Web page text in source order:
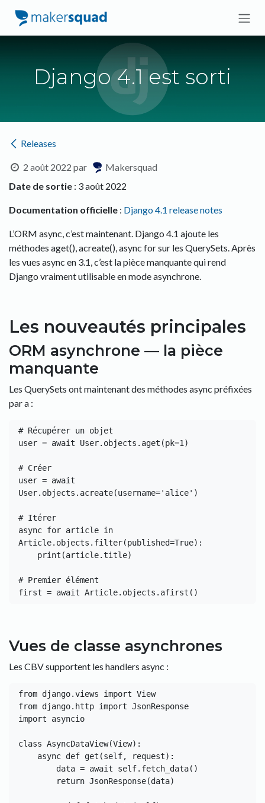
Django 4.1 est sorti
Releases
2 août 2022 par
Makersquad
Date de sortie : 3 août 2022
Documentation officielle : Django 4.1 release notes
L’ORM async, c’est maintenant. Django 4.1 ajoute les
méthodes aget(), acreate(), async for sur les QuerySets. Après
les vues async en 3.1, c’est la pièce manquante qui rend
Django vraiment utilisable en mode asynchrone.
Les nouveautés principales
ORM asynchrone — la pièce
manquante
Les QuerySets ont maintenant des méthodes async préfixées
par a :
# Récupérer un objet
user = await User.objects.aget(pk=1)
# Créer
user = await
User.objects.acreate(username='alice')
# Itérer
async for article in
Article.objects.filter(published=True):
# Premier élément
Vues de classe asynchrones
Les CBV supportent les handlers async :
from django.views import View
from django.http import JsonResponse
import asyncio
class AsyncDataView(View):